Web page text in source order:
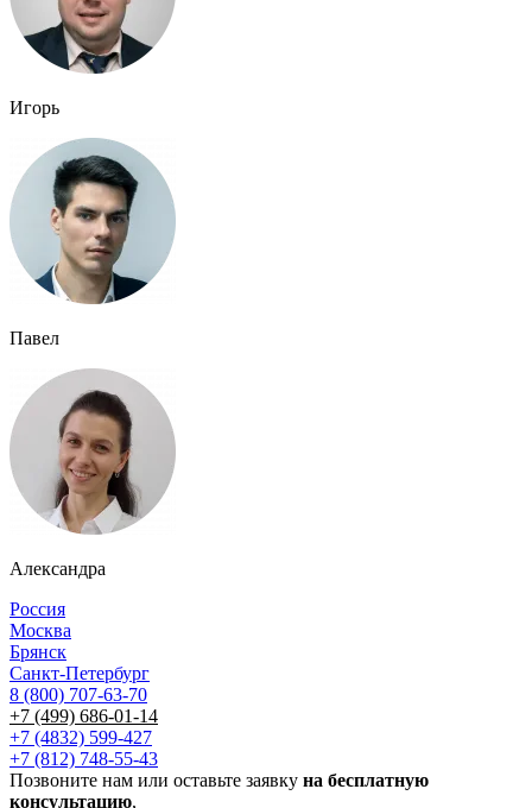
Игорь
Павел
Александра
Россия
Москва
Брянск
Санкт-Петербург
8 (800) 707-63-70
+7 (499) 686-01-14
+7 (4832) 599-427
+7 (812) 748-55-43
Позвоните нам или оставьте заявку на бесплатную
консультацию,